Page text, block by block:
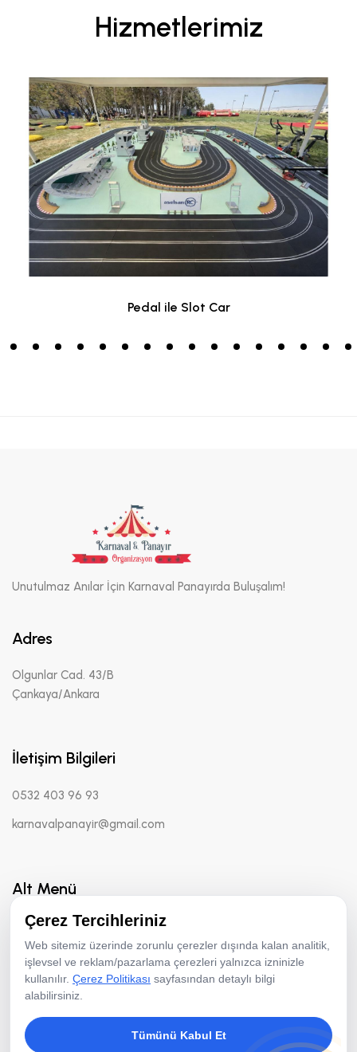
Hizmetlerimiz
Pedal ile Slot Car
Unutulmaz Anılar İçin Karnaval Panayırda Buluşalım!
Adres
Olgunlar Cad. 43/B
Çankaya/Ankara
İletişim Bilgileri
0532 403 96 93
karnavalpanayir@gmail.com
Alt Menü
Hakkımızda
Hizmetler
Fotoğraf Aktiviteleri
Ekipman Kiralama
Çerez Tercihleriniz
Web sitemiz üzerinde zorunlu çerezler dışında kalan analitik,
işlevsel ve reklam/pazarlama çerezleri yalnızca izninizle
kullanılır. Çerez Politikası sayfasından detaylı bilgi
alabilirsiniz.
Tümünü Kabul Et